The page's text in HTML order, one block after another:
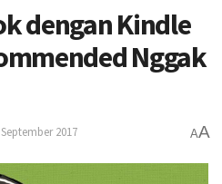
dengan Kindle
Nggak
2017 AA